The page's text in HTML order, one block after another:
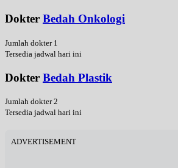
Dokter Bedah Onkologi
Jumlah dokter 1
Tersedia jadwal hari ini
Dokter Bedah Plastik
Jumlah dokter 2
Tersedia jadwal hari ini
ADVERTISEMENT